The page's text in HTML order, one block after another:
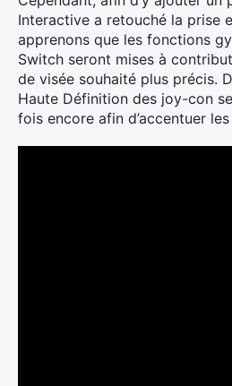
Interactive a retouché la prise
apprenons que les fonctions
Switch seront mises à
de visée souhaité plus précis.
Haute Définition des joy-con
fois encore afin d’accentuer